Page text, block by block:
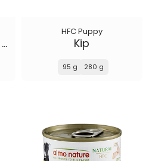
Noord-Atlantische Pollachius
HFC Puppy
Kip
95 g 280 g